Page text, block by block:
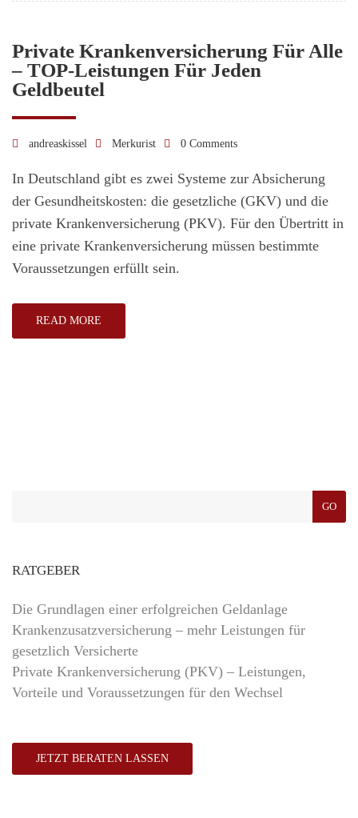
Private Krankenversicherung Für Alle
– TOP-Leistungen Für Jeden
Geldbeutel
andreaskissel Merkurist 0 Comments
In Deutschland gibt es zwei Systeme zur Absicherung
der Gesundheitskosten: die gesetzliche (GKV) und die
private Krankenversicherung (PKV). Für den Übertritt in
eine private Krankenversicherung müssen bestimmte
Voraussetzungen erfüllt sein.
READ MORE
GO
RATGEBER
Die Grundlagen einer erfolgreichen Geldanlage
Krankenzusatzversicherung – mehr Leistungen für
gesetzlich Versicherte
Private Krankenversicherung (PKV) – Leistungen,
Vorteile und Voraussetzungen für den Wechsel
JETZT BERATEN LASSEN